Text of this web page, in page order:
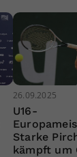
26.09.2025
U16-
Starke
kämpft um